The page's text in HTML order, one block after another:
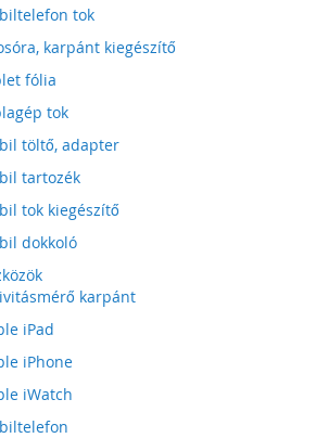
tok
karpánt kiegészítő
fólia
tok
töltő, adapter
tartozék
tok kiegészítő
dokkoló
karpánt
iPad
iPhone
iWatch